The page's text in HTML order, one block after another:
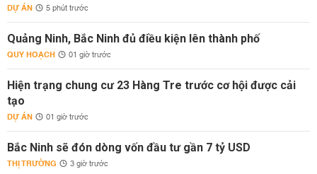
DỰ ÁN 5 phút trước
Quảng Ninh, Bắc Ninh đủ điều kiện lên thành phố
QUY HOẠCH 01 giờ trước
Hiện trạng chung cư 23 Hàng Tre trước cơ hội được cải
tạo
DỰ ÁN 01 giờ trước
Bắc Ninh sẽ đón dòng vốn đầu tư gần 7 tỷ USD
THỊ TRƯỜNG 3 giờ trước